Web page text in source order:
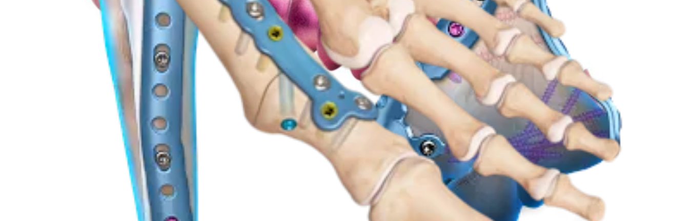
Low Profile MTP-Platten und -Schrauben
Wie können wir Ihnen helfen?
Veranstaltungen, Lab-Vorführungen und Schulungsmöglichkeiten ansehen